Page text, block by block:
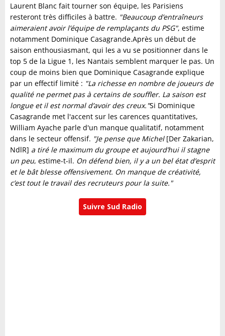
Laurent Blanc fait tourner son équipe, les Parisiens
resteront très difficiles à battre. "Beaucoup d’entraîneurs
aimeraient avoir l’équipe de remplaçants du PSG", estime
notamment Dominique Casagrande.Après un début de
saison enthousiasmant, qui les a vu se positionner dans le
top 5 de la Ligue 1, les Nantais semblent marquer le pas. Un
coup de moins bien que Dominique Casagrande explique
par un effectif limité : "La richesse en nombre de joueurs de
qualité ne permet pas à certains de souffler. La saison est
longue et il est normal d’avoir des creux."Si Dominique
Casagrande met l'accent sur les carences quantitatives,
William Ayache parle d'un manque qualitatif, notamment
dans le secteur offensif. "Je pense que Michel[Der Zakarian,
NdlR] a tiré le maximum du groupe et aujourd’hui il stagne
un peu, estime-t-il. On défend bien, il y a un bel état d’esprit
et le bât blesse offensivement. On manque de créativité,
c’est tout le travail des recruteurs pour la suite."
Suivre Sud Radio